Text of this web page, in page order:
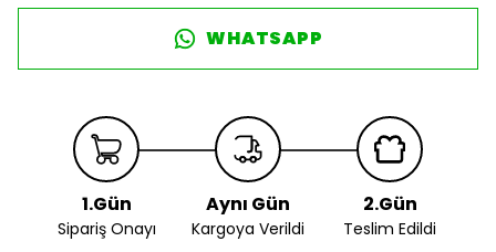
WHATSAPP
1.Gün
Sipariş Onayı
Aynı Gün
Kargoya Verildi
2.Gün
Teslim Edildi